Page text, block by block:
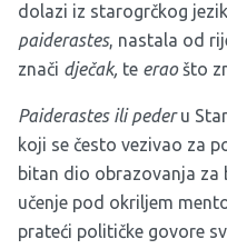
dolazi iz starogrčkog
paiderastes, nastala od
znači dječak, te eraošto
Paiderastes ili pederu
koji se često vezivao za
bitan dio obrazovanja za
učenje pod okriljem
prateći političke govore